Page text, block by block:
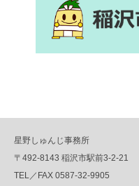
星野しゅんじ事務所
〒492-8143 稲沢市駅前3-2-21
TEL／FAX 0587-32-9905